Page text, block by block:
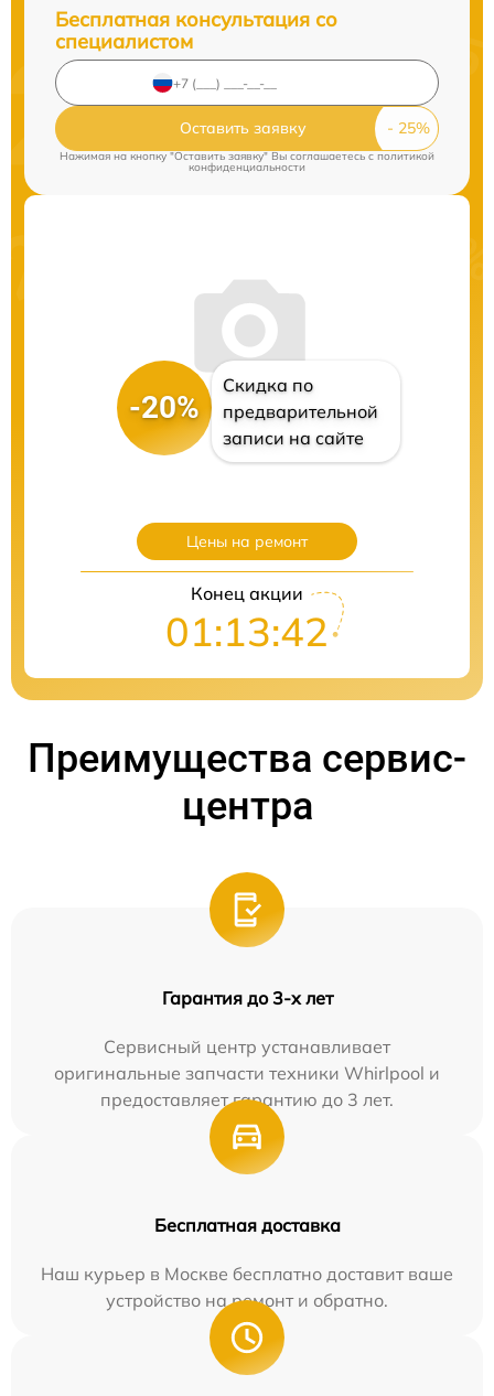
Бесплатная консультация со
специалистом
Оставить заявку
Нажимая на кнопку "Оставить заявку" Вы соглашаетесь c политикой
конфиденциальности
-20%
Скидка по
предварительной
записи на сайте
Цены на ремонт
Конец акции
01:13:41
Преимущества сервис-
центра
Гарантия до 3-х лет
Сервисный центр устанавливает
оригинальные запчасти техники Whirlpool и
предоставляет гарантию до 3 лет.
Бесплатная доставка
Наш курьер в Москве бесплатно доставит ваше
устройство на ремонт и обратно.